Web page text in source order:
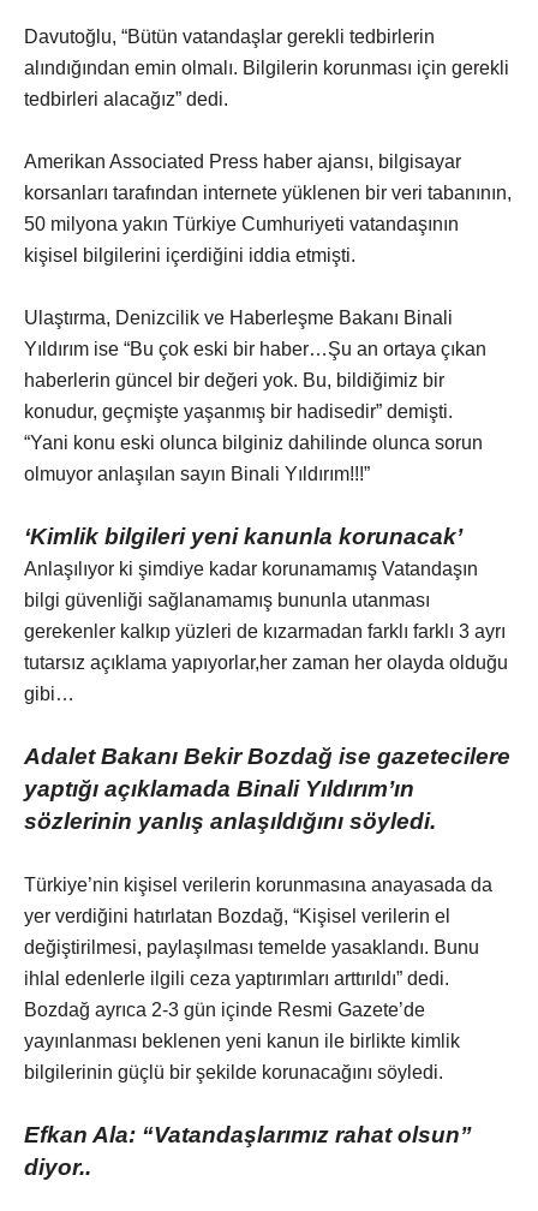
Davutoğlu, “Bütün vatandaşlar gerekli tedbirlerin
alındığından emin olmalı. Bilgilerin korunması için gerekli
tedbirleri alacağız” dedi.
Amerikan Associated Press haber ajansı, bilgisayar
korsanları tarafından internete yüklenen bir veri tabanının,
50 milyona yakın Türkiye Cumhuriyeti vatandaşının
kişisel bilgilerini içerdiğini iddia etmişti.
Ulaştırma, Denizcilik ve Haberleşme Bakanı Binali
Yıldırım ise “Bu çok eski bir haber…Şu an ortaya çıkan
haberlerin güncel bir değeri yok. Bu, bildiğimiz bir
konudur, geçmişte yaşanmış bir hadisedir” demişti.
“Yani konu eski olunca bilginiz dahilinde olunca sorun
olmuyor anlaşılan sayın Binali Yıldırım!!!”
‘Kimlik bilgileri yeni kanunla korunacak’
Anlaşılıyor ki şimdiye kadar korunamamış Vatandaşın
bilgi güvenliği sağlanamamış bununla utanması
gerekenler kalkıp yüzleri de kızarmadan farklı farklı 3 ayrı
tutarsız açıklama yapıyorlar,her zaman her olayda olduğu
gibi…
Adalet Bakanı Bekir Bozdağ ise gazetecilere
yaptığı açıklamada Binali Yıldırım’ın
sözlerinin yanlış anlaşıldığını söyledi.
Türkiye’nin kişisel verilerin korunmasına anayasada da
yer verdiğini hatırlatan Bozdağ, “Kişisel verilerin el
değiştirilmesi, paylaşılması temelde yasaklandı. Bunu
ihlal edenlerle ilgili ceza yaptırımları arttırıldı” dedi.
Bozdağ ayrıca 2-3 gün içinde Resmi Gazete’de
yayınlanması beklenen yeni kanun ile birlikte kimlik
bilgilerinin güçlü bir şekilde korunacağını söyledi.
Efkan Ala: “Vatandaşlarımız rahat olsun”
diyor..